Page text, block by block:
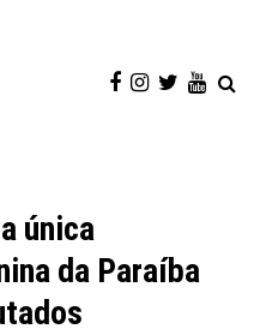
única
da Paraíba